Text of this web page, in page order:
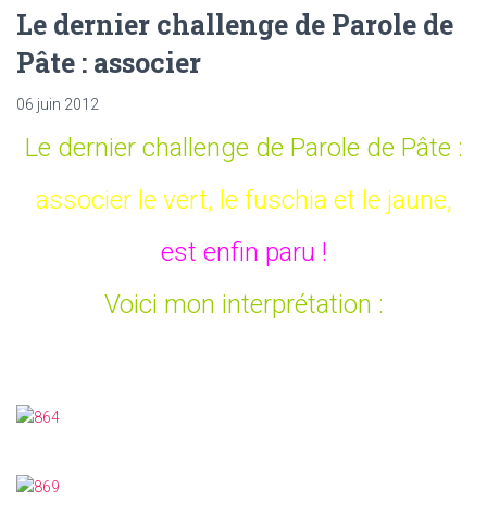
Le dernier challenge de Parole de
Pâte : associer
06 juin 2012
Le dernier challenge de Parole de Pâte :
associer le vert, le fuschia et le jaune,
est enfin paru !
Voici mon interprétation :